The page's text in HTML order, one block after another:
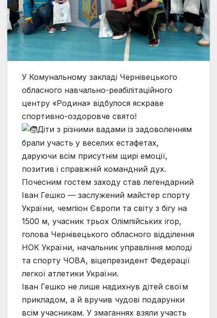
У Комунальному закладі Чернівецького
обласного навчально-реабілітаційного
центру «Родина» відбулося яскраве
спортивно-оздоровче свято!
Діти з різними вадами із задоволенням
брали участь у веселих естафетах,
даруючи всім присутнім щирі емоції,
позитив і справжній командний дух.
Почесним гостем заходу став легендарний
Іван Гешко — заслужений майстер спорту
України, чемпіон Європи та світу з бігу на
1500 м, учасник трьох Олімпійських ігор,
голова Чернівецького обласного відділення
НОК України, начальник управління молоді
та спорту ЧОВА, віцепрезидент Федерації
легкої атлетики України.
Іван Гешко не лише надихнув дітей своїм
прикладом, а й вручив чудові подарунки
всім учасникам. У змаганнях взяли участь